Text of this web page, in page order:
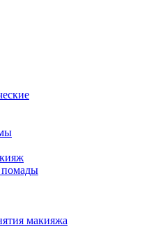
помады
макияжа